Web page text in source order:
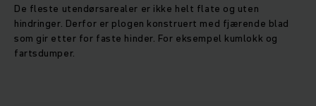
De fleste utendørsarealer er ikke helt flate og uten
hindringer. Derfor er plogen konstruert med fjærende blad
som gir etter for faste hinder. For eksempel kumlokk og
fartsdumper.